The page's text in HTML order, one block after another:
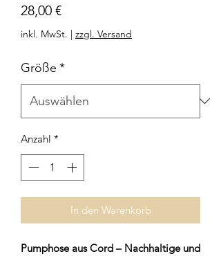
28,00 €Preis
inkl. MwSt. | zzgl. Versand
Größe *
Anzahl *
In den Warenkorb
Pumphose aus Cord – Nachhaltige und